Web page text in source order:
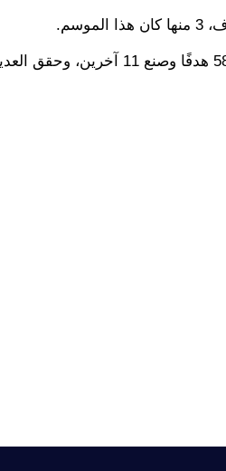
أما مع الأهلي، لعب خاض شريف 151